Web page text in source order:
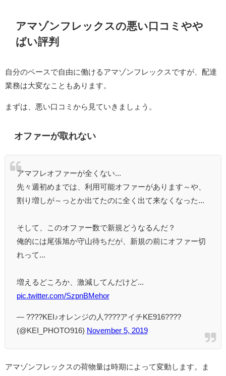
アマゾンフレックスの悪い口コミやや
ばい評判
自分のペースで自由に働けるアマゾンフレックスですが、配達
業務は大変なこともあります。
まずは、悪い口コミから見ていきましょう。
オファーが取れない
アマフレオファーが全くない...
先々週初めまでは、利用可能オファーがあります～や、
割り増しが～っとか出てたのに全く出て来なくなった...
そして、このオファー数で新規どうなるんだ？
俺的には尾張旭か守山待ちだが、新規の前にオファー切
れって...
増えるどころか、激減してんだけど...
pic.twitter.com/SzpnBMehor
— ????KEI♪オレンジの人????アイチKE916????
(@KEI_PHOTO916) November 5, 2019
アマゾンフレックスの荷物量は時期によって変動します。ま